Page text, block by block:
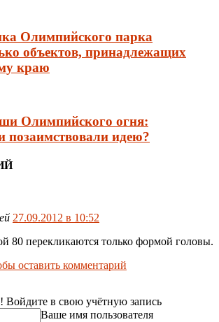
Олимпийского парка
объектов, принадлежащих
краю
Олимпийского огня:
позаимствовали идею?
27.09.2012 в 10:52
80 перекликаются только формой головы.
оставить комментарий
Войдите в свою учётную запись
Ваше имя пользователя